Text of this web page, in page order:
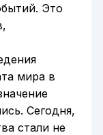
Это
мира в
Сегодня,
стали не